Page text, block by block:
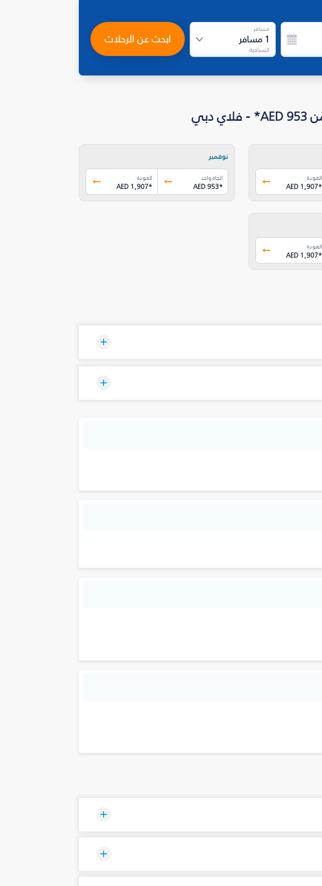
مسافر
1 مسافر
السياحية
ابحث عن الرحلات
العودة
AED 1,907*
نوفمبر
اتجاه واحد
AED 953*
العودة
AED 1,907*
العودة
AED 1,907*